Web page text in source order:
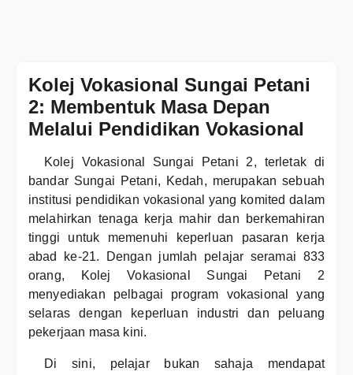
Kolej Vokasional Sungai Petani
2: Membentuk Masa Depan
Melalui Pendidikan Vokasional
Kolej Vokasional Sungai Petani 2, terletak di
bandar Sungai Petani, Kedah, merupakan sebuah
institusi pendidikan vokasional yang komited dalam
melahirkan tenaga kerja mahir dan berkemahiran
tinggi untuk memenuhi keperluan pasaran kerja
abad ke-21. Dengan jumlah pelajar seramai 833
orang, Kolej Vokasional Sungai Petani 2
menyediakan pelbagai program vokasional yang
selaras dengan keperluan industri dan peluang
pekerjaan masa kini.
Di sini, pelajar bukan sahaja mendapat